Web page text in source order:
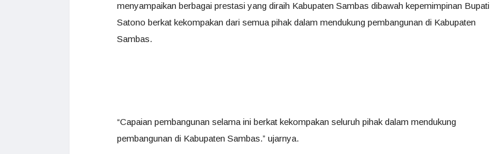
menyampaikan berbagai prestasi yang diraih Kabupaten Sambas dibawah kepemimpinan Bupati
Satono berkat kekompakan dari semua pihak dalam mendukung pembangunan di Kabupaten
Sambas.
“Capaian pembangunan selama ini berkat kekompakan seluruh pihak dalam mendukung
pembangunan di Kabupaten Sambas.” ujarnya.